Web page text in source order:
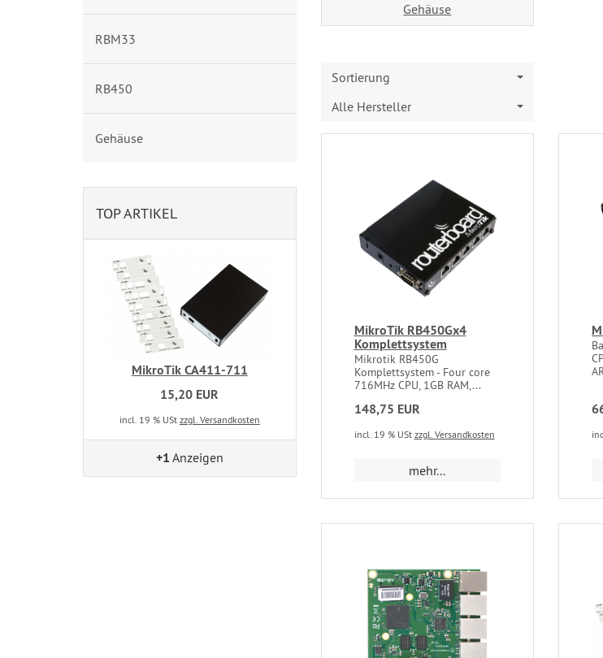
Gehäuse
Sortierung
Alle Hersteller
MikroTik RB450Gx4
Komplettsystem
Mikrotik RB450G
Komplettsystem - Four core
716MHz CPU, 1GB RAM,...
148,75 EUR
incl. 19 % USt zzgl. Versandkosten
mehr...
RBM33
RB450
Gehäuse
TOP ARTIKEL
MikroTik CA411-711
15,20 EUR
incl. 19 % USt zzgl. Versandkosten
+1 Anzeigen